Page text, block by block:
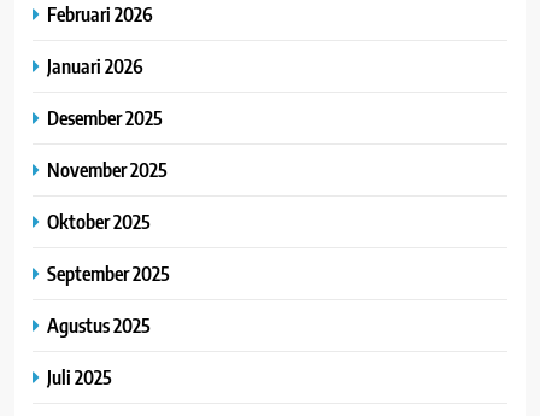
Februari 2026
Januari 2026
Desember 2025
November 2025
Oktober 2025
September 2025
Agustus 2025
Juli 2025